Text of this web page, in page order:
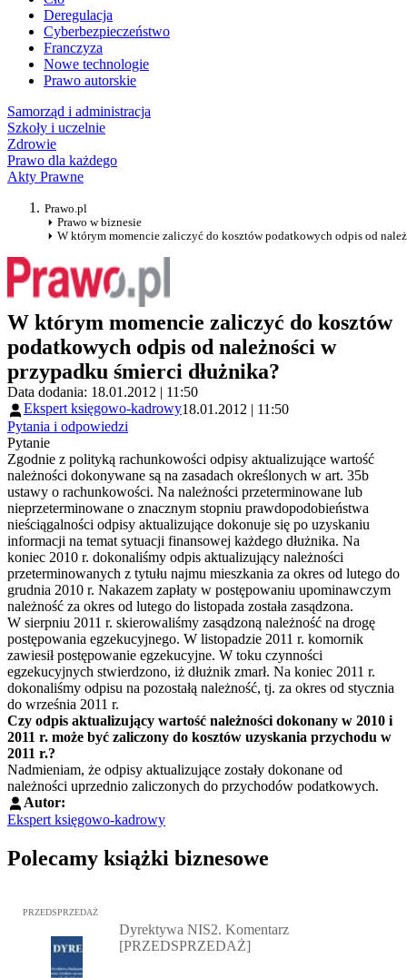
Deregulacja
Cyberbezpieczeństwo
Franczyza
Nowe technologie
Prawo autorskie
Samorząd i administracja
Szkoły i uczelnie
Zdrowie
Prawo dla każdego
Akty Prawne
Prawo.pl
Prawo w biznesie
W którym momencie zaliczyć do kosztów podatkowych odpis od
W którym momencie zaliczyć do kosztów
podatkowych odpis od należności w
przypadku śmierci dłużnika?
Data dodania: 18.01.2012 | 11:50
Ekspert księgowo-kadrowy18.01.2012 | 11:50
Pytania i odpowiedzi
Pytanie
Zgodnie z polityką rachunkowości odpisy aktualizujące wartość
należności dokonywane są na zasadach określonych w art. 35b
ustawy o rachunkowości. Na należności przeterminowane lub
nieprzeterminowane o znacznym stopniu prawdopodobieństwa
nieściągalności odpisy aktualizujące dokonuje się po uzyskaniu
informacji na temat sytuacji finansowej każdego dłużnika. Na
koniec 2010 r. dokonaliśmy odpis aktualizujący należności
przeterminowanych z tytułu najmu mieszkania za okres od lutego do
grudnia 2010 r. Nakazem zapłaty w postępowaniu upominawczym
należność za okres od lutego do listopada została zasądzona.
W sierpniu 2011 r. skierowaliśmy zasądzoną należność na drogę
postępowania egzekucyjnego. W listopadzie 2011 r. komornik
zawiesił postępowanie egzekucyjne. W toku czynności
egzekucyjnych stwierdzono, iż dłużnik zmarł. Na koniec 2011 r.
dokonaliśmy odpisu na pozostałą należność, tj. za okres od stycznia
do września 2011 r.
Czy odpis aktualizujący wartość należności dokonany w 2010 i
2011 r. może być zaliczony do kosztów uzyskania przychodu w
2011 r.?
Nadmieniam, że odpisy aktualizujące zostały dokonane od
należności uprzednio zaliczonych do przychodów podatkowych.
Autor:
Ekspert księgowo-kadrowy
Polecamy książki biznesowe
Przejdź do: Dyrektywa NIS2. Komentarz [PRZEDSPRZEDAŻ],
PRZEDSPRZEDAŻ
Dyrektywa NIS2. Komentarz
[PRZEDSPRZEDAŻ]